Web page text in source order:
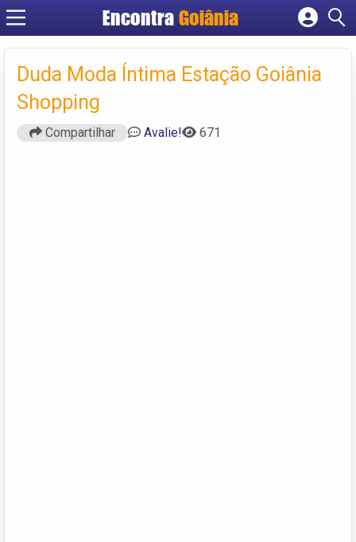
Encontra Goiânia
Cadastrar empresa
Criar conta
Duda Moda Íntima Estação Goiânia
Shopping
Compartilhar Avalie! 671